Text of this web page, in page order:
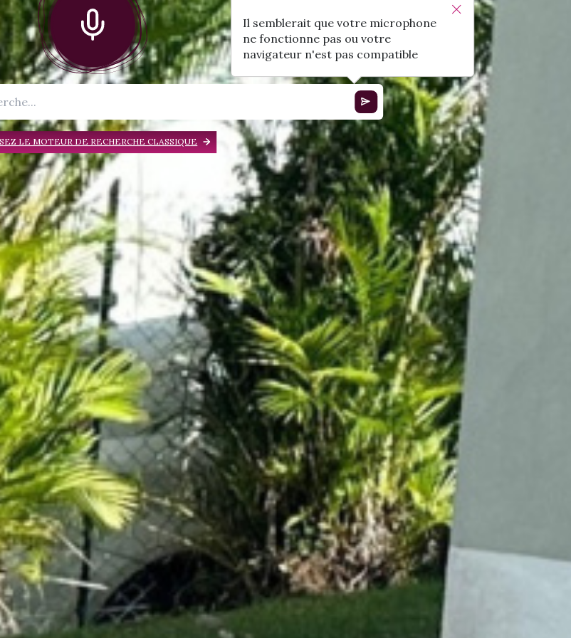
Il semblerait que votre microphone
ne fonctionne pas ou votre
navigateur n'est pas compatible
LE MOTEUR DE RECHERCHE CLASSIQUE